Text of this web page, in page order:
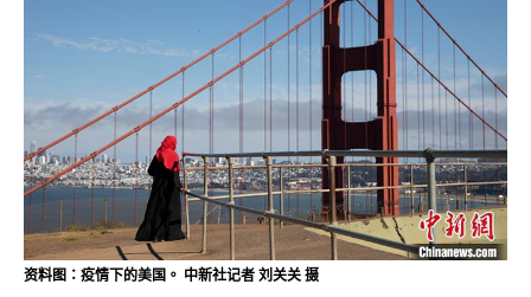
资料图：疫情下的美国。 中新社记者 刘关关 摄